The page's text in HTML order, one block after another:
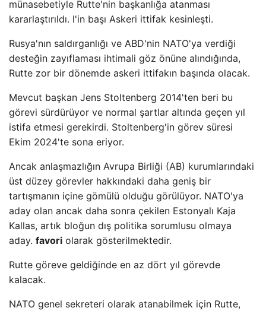
münasebetiyle Rutte'nin başkanlığa atanması
kararlaştırıldı. l'in başı Askeri ittifak kesinleşti.
Rusya'nın saldırganlığı ve ABD'nin NATO'ya verdiği
desteğin zayıflaması ihtimali göz önüne alındığında,
Rutte zor bir dönemde askeri ittifakın başında olacak.
Mevcut başkan Jens Stoltenberg 2014'ten beri bu
görevi sürdürüyor ve normal şartlar altında geçen yıl
istifa etmesi gerekirdi. Stoltenberg'in görev süresi
Ekim 2024'te sona eriyor.
Ancak anlaşmazlığın Avrupa Birliği (AB) kurumlarındaki
üst düzey görevler hakkındaki daha geniş bir
tartışmanın içine gömülü olduğu görülüyor. NATO'ya
aday olan ancak daha sonra çekilen Estonyalı Kaja
Kallas, artık bloğun dış politika sorumlusu olmaya
aday. favori olarak gösterilmektedir.
Rutte göreve geldiğinde en az dört yıl görevde
kalacak.
NATO genel sekreteri olarak atanabilmek için Rutte,